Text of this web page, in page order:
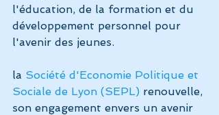
l'éducation, de la formation et du
développement personnel pour
l'avenir des jeunes.
la Société d'Economie Politique et
Sociale de Lyon (SEPL) renouvelle,
son engagement envers un avenir